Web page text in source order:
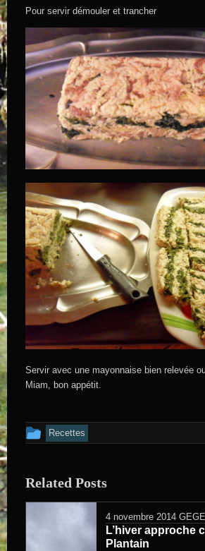
Pour servir démouler et trancher
Servir avec une mayonnaise bien relevée
Miam, bon appétit.
Cet article a été publié dans
Recettes
Related Posts
4 novembre 2014
L’hiver approche
Plantain